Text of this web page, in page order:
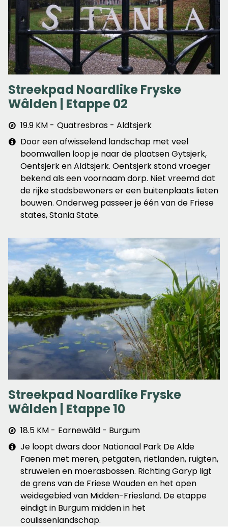
Streekpad Noardlike Fryske
Wâlden | Etappe 02
Afstand
&
plaats
19.9 KM
Quatresbras - Aldtsjerk
Extra
info
Door een afwisselend landschap met veel
boomwallen loop je naar de plaatsen Gytsjerk,
Oentsjerk en Aldtsjerk. Oentsjerk stond vroeger
bekend als een voornaam dorp. Niet vreemd dat
de rijke stadsbewoners er een buitenplaats lieten
bouwen. Onderweg passeer je één van de Friese
states, Stania State.
Streekpad Noardlike Fryske
Wâlden | Etappe 10
Afstand
&
plaats
18.5 KM
Earnewâld - Burgum
Extra
info
Je loopt dwars door Nationaal Park De Alde
Faenen met meren, petgaten, rietlanden, ruigten,
struwelen en moerasbossen. Richting Garyp ligt
de grens van de Friese Wouden en het open
weidegebied van Midden-Friesland. De etappe
eindigt in Burgum midden in het
coulissenlandschap.